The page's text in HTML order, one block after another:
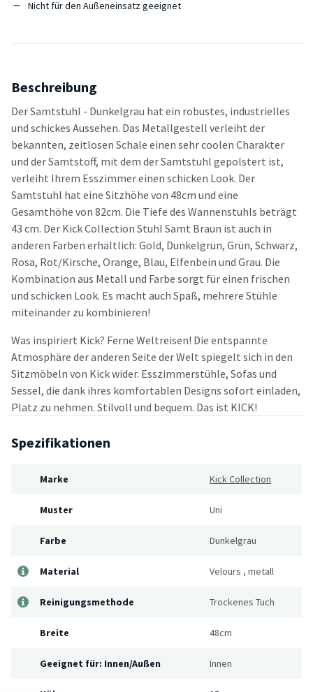
Nicht für den Außeneinsatz geeignet
Beschreibung
Der Samtstuhl - Dunkelgrau hat ein robustes, industrielles
und schickes Aussehen. Das Metallgestell verleiht der
bekannten, zeitlosen Schale einen sehr coolen Charakter
und der Samtstoff, mit dem der Samtstuhl gepolstert ist,
verleiht Ihrem Esszimmer einen schicken Look. Der
Samtstuhl hat eine Sitzhöhe von 48cm und eine
Gesamthöhe von 82cm. Die Tiefe des Wannenstuhls beträgt
43 cm. Der Kick Collection Stuhl Samt Braun ist auch in
anderen Farben erhältlich: Gold, Dunkelgrün, Grün, Schwarz,
Rosa, Rot/Kirsche, Orange, Blau, Elfenbein und Grau. Die
Kombination aus Metall und Farbe sorgt für einen frischen
und schicken Look. Es macht auch Spaß, mehrere Stühle
miteinander zu kombinieren!
Was inspiriert Kick? Ferne Weltreisen! Die entspannte
Atmosphäre der anderen Seite der Welt spiegelt sich in den
Sitzmöbeln von Kick wider. Esszimmerstühle, Sofas und
Sessel, die dank ihres komfortablen Designs sofort einladen,
Platz zu nehmen. Stilvoll und bequem. Das ist KICK!
Spezifikationen
Marke Kick Collection
Muster Uni
Farbe Dunkelgrau
Material Velours , metall
Reinigungsmethode Trockenes Tuch
Breite 48cm
Geeignet für: Innen/Außen Innen